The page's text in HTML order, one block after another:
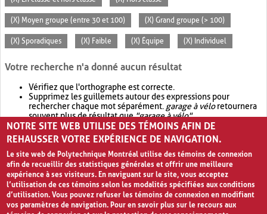
(X) Moyen groupe (entre 30 et 100) (X) Grand groupe (> 100)
(X) Sporadiques (X) Faible (X) Équipe (X) Individuel
Votre recherche n'a donné aucun résultat
Vérifiez que l'orthographe est correcte.
Supprimez les guillemets autour des expressions pour
rechercher chaque mot séparément. garage à véloretournera
souvent plus de résultat que"garage à vélo".
Envisagez d'élargir votre recherche avec OR.garage OR vélo
retournera souvent plus de résultat quegarage à vélo
NOTRE SITE WEB UTILISE DES TÉMOINS AFIN DE
REHAUSSER VOTRE EXPÉRIENCE DE NAVIGATION.
Le site web de Polytechnique Montréal utilise des témoins de connexion
afin de recueillir des statistiques générales et offrir une meilleure
expérience à ses visiteurs. En naviguant sur le site, vous acceptez
l’utilisation de ces témoins selon les modalités spécifiées aux conditions
d’utilisation. Vous pouvez refuser les témoins de connexion en modifiant
vos paramètres de navigation. Pour en savoir plus sur le recours aux